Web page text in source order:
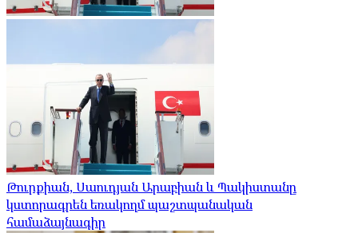
Թուրքիան, Սաուդյան Արաբիան և Պակիստանը
կստորագրեն եռակողմ պաշտպանական
համաձայնագիր